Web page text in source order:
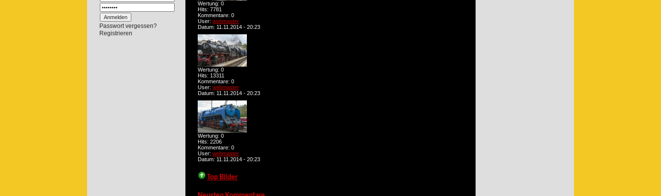
Passwort vergessen?
Registrieren
Wertung: 0
Hits: 7781
Kommentare: 0
User: webmaster
Datum: 11.11.2014 - 20:23
Wertung: 0
Hits: 13311
Kommentare: 0
User: webmaster
Datum: 11.11.2014 - 20:23
Wertung: 0
Hits: 2206
Kommentare: 0
User: webmaster
Datum: 11.11.2014 - 20:23
Top Bilder